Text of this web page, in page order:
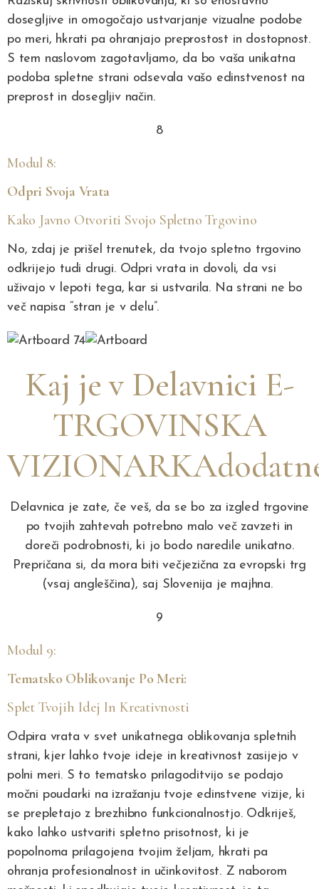
dosegljive in omogočajo ustvarjanje vizualne podobe
po meri, hkrati pa ohranjajo preprostost in dostopnost.
S tem naslovom zagotavljamo, da bo vaša unikatna
podoba spletne strani odsevala vašo edinstvenost na
preprost in dosegljiv način.
8
Modul 8:
Odpri Svoja Vrata
Kako Javno Otvoriti Svojo Spletno Trgovino
No, zdaj je prišel trenutek, da tvojo spletno trgovino
odkrijejo tudi drugi. Odpri vrata in dovoli, da vsi
uživajo v lepoti tega, kar si ustvarila. Na strani ne bo
več napisa “stran je v delu”.
Kaj je v Delavnici E-
TRGOVINSKA
VIZIONARKA
Delavnica je zate, če veš, da se bo za izgled trgovine
po tvojih zahtevah potrebno malo več zavzeti in
doreči podrobnosti, ki jo bodo naredile unikatno.
Prepričana si, da mora bitivečjezična za evropski trg
(vsaj angleščina), saj Slovenija je majhna.
9
Modul 9:
Tematsko Oblikovanje Po Meri:
Splet Tvojih Idej In Kreativnosti
Odpira vrata v svet unikatnega oblikovanja spletnih
strani, kjer lahko tvoje ideje in kreativnost zasijejo v
polni meri. S to tematsko prilagoditvijo se podajo
močni poudarki na izražanju tvoje edinstvene vizije, ki
se prepletajo z brezhibno funkcionalnostjo. Odkriješ,
kako lahko ustvariti spletno prisotnost, ki je
popolnoma prilagojena tvojim željam, hkrati pa
ohranja profesionalnost in učinkovitost. Z naborom